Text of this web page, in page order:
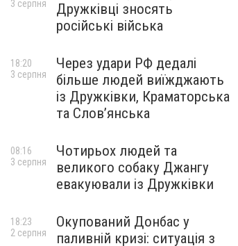
Дружківці зносять
російські війська
3 серпня
Через удари РФ дедалі
більше людей виїжджають
із Дружківки, Краматорська
та Слов’янська
18:20
3 серпня
Чотирьох людей та
великого собаку Джангу
евакуювали із Дружківки
08:16
3 серпня
Окупований Донбас у
паливній кризі: ситуація з
18:23
2 серпня